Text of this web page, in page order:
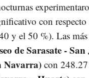
con respecto
y el 50 %). Las
de Sarasate -
Navarra) con